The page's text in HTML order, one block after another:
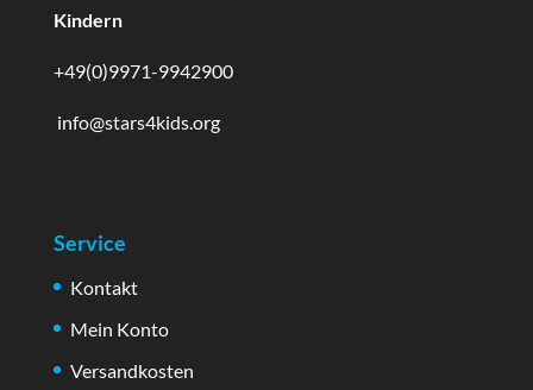
Kindern
+49(0)9971-9942900
info@stars4kids.org
Service
Kontakt
Mein Konto
Versandkosten